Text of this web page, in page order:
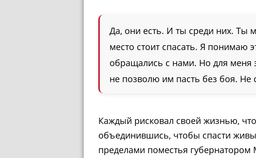
Да, они есть. И ты среди них. Ты
место стоит спасать. Я понимаю
обращались с нами. Но для меня
не позволю им пасть без боя. Не
Каждый рисковал своей жизнью,
объединившись, чтобы спасти
пределами поместья губернатором